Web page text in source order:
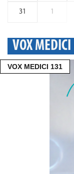
31 1
VOX MEDICI
VOX MEDICI 131